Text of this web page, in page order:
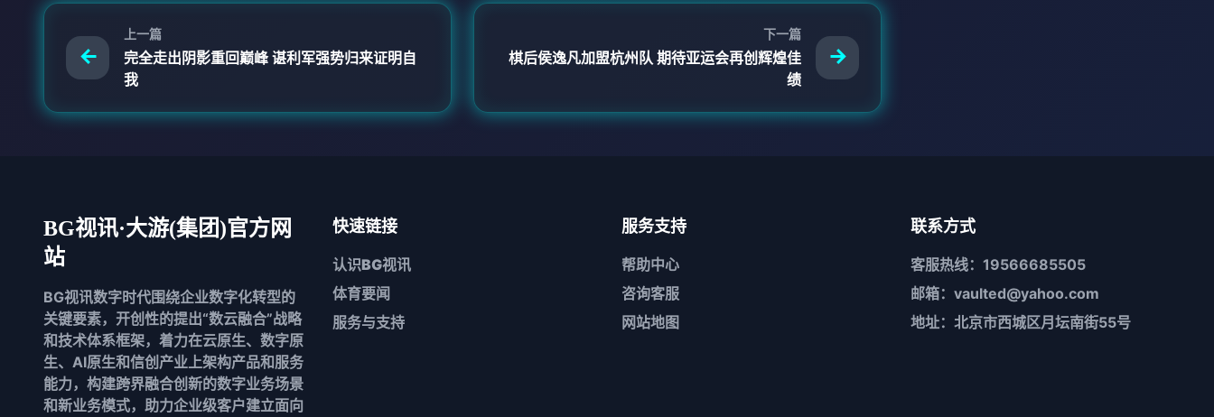
上一篇
完全走出阴影重回巅峰 谌利军强势归来证明自
我
下一篇
棋后侯逸凡加盟杭州队 期待亚运会再创辉煌佳
绩
BG视讯·大游(集团)官方网
站
BG视讯数字时代围绕企业数字化转型的
关键要素，开创性的提出“数云融合”战略
和技术体系框架，着力在云原生、数字原
生、AI原生和信创产业上架构产品和服务
能力，构建跨界融合创新的数字业务场景
和新业务模式，助力企业级客户建立面向
快速链接
认识BG视讯
体育要闻
服务与支持
服务支持
帮助中心
咨询客服
网站地图
联系方式
客服热线：19566685505
邮箱：vaulted@yahoo.com
地址：北京市西城区月坛南街55号